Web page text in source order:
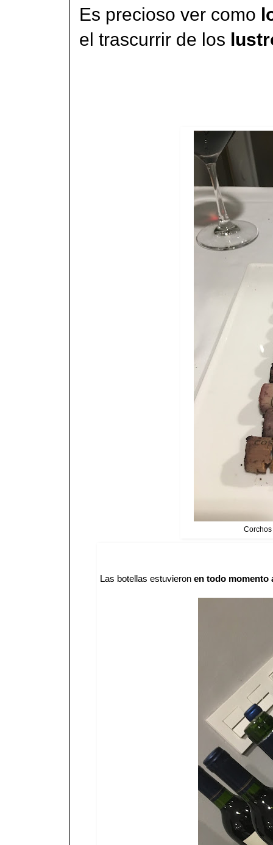
Es precioso ver como
el trascurrir de los
Las botellas estuvieronen todo momento